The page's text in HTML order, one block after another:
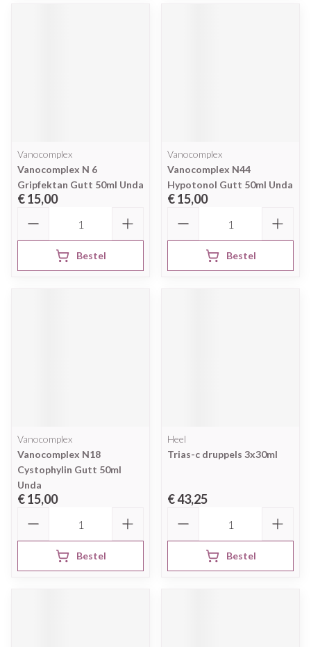
Vanocomplex
Vanocomplex N 6
Gripfektan Gutt 50ml Unda
€ 15,00
Bestel
Vanocomplex
Vanocomplex N44
Hypotonol Gutt 50ml Unda
€ 15,00
Bestel
Vanocomplex
Vanocomplex N18
Cystophylin Gutt 50ml
Unda
€ 15,00
Bestel
Heel
Trias-c druppels 3x30ml
€ 43,25
Bestel